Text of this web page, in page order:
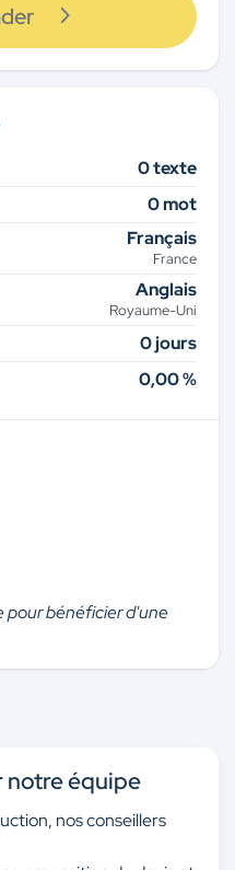
0 texte
0 mot
Français
France
Anglais
Royaume-Uni
0 jours
0,00 %
pour bénéficier d'une
notre équipe
nos conseillers